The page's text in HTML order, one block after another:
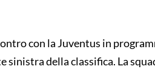
con la Juventus in
sinistra della classifica. La